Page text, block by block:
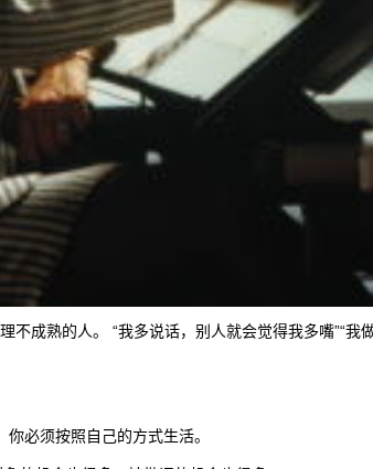
不成熟的人。 “我多说话，别人就会觉得我多嘴”“
必须按照自己的方式生活。